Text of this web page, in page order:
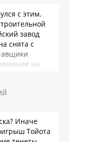
с этим.
завод
снята с
на
…
Иначе
Тойота